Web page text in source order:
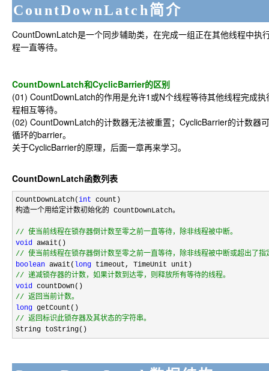
CountDownLatch简介
CountDownLatch是一个同步辅助类，在完成一组正在其他线程中执
程一直等待。
CountDownLatch和CyclicBarrier的区别
(01) CountDownLatch的作用是允许1或N个线程等待其他线程完成
程相互等待。
(02) CountDownLatch的计数器无法被重置；CyclicBarrier的计数器
循环的barrier。
关于CyclicBarrier的原理，后面一章再来学习。
CountDownLatch函数列表
CountDownLatch(int count)
构造一个用给定计数初始化的 CountDownLatch。
// 使当前线程在锁存器倒计数至零之前一直等待，除非线程被中断。
void
// 使当前线程在锁存器倒计数至零之前一直等待，除非线程被中断或超出了指
boolean await( long
// 递减锁存器的计数，如果计数到达零，则释放所有等待的线程。
void
// 返回当前计数。
long
// 返回标识此锁存器及其状态的字符串。
String toString()